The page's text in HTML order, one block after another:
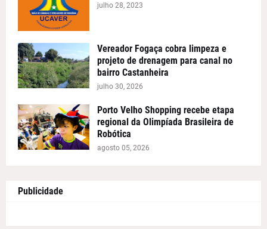
julho 28, 2023
Vereador Fogaça cobra limpeza e
projeto de drenagem para canal no
bairro Castanheira
julho 30, 2026
Porto Velho Shopping recebe etapa
regional da Olimpíada Brasileira de
Robótica
agosto 05, 2026
Publicidade